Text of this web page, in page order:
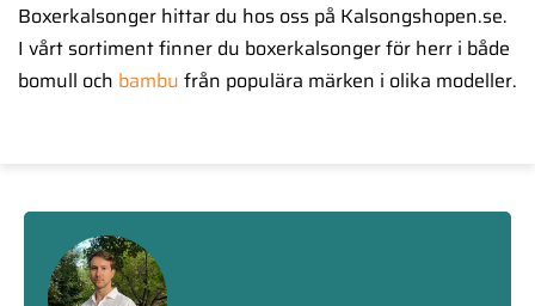
Boxerkalsonger hittar du hos oss på Kalsongshopen.se.
I vårt sortiment finner du boxerkalsonger för herr i både
bomull och bambu från populära märken i olika modeller.